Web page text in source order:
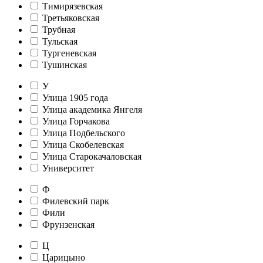
Тимирязевская
Третьяковская
Трубная
Тульская
Тургеневская
Тушинская
У
Улица 1905 года
Улица академика Янгеля
Улица Горчакова
Улица Подбельского
Улица Скобелевская
Улица Старокачаловская
Университет
Ф
Филевский парк
Фили
Фрунзенская
Ц
Царицыно